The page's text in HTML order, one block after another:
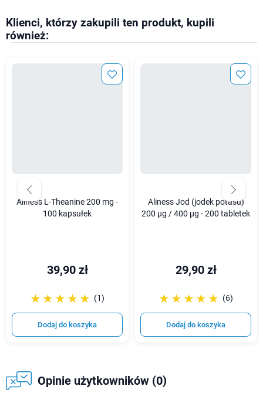
Klienci, którzy zakupili ten produkt, kupili
również:
Aliness L-Theanine 200 mg -
100 kapsułek
39,90 zł
☆☆☆☆☆
★★★★★ (1)
Dodaj do koszyka
Aliness Jod (jodek potasu)
200 µg / 400 µg - 200 tabletek
29,90 zł
☆☆☆☆☆
★★★★★ (6)
Dodaj do koszyka
Opinie użytkowników (0)